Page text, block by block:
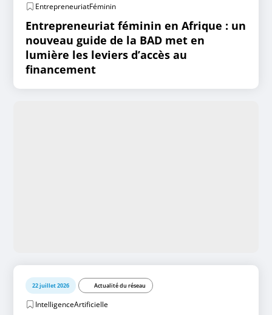
EntrepreneuriatFéminin
Entrepreneuriat féminin en Afrique : un
nouveau guide de la BAD met en
lumière les leviers d’accès au
financement
22 juillet 2026 Actualité du réseau
IntelligenceArtificielle